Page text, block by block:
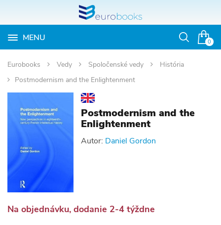
0
MENU
Otvoriť
Eurobooks Vedy Spoločenské vedy
História
Postmodernism and the Enlightenment
Postmodernism and the
Enlightenment
Autor: Daniel Gordon
Na objednávku, dodanie 2-4 týždne